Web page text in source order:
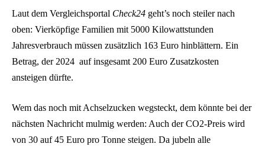
Laut dem Vergleichsportal Check24 geht’s noch steiler nach
oben: Vierköpfige Familien mit 5000 Kilowattstunden
Jahresverbrauch müssen zusätzlich 163 Euro hinblättern. Ein
Betrag, der 2024 auf insgesamt 200 Euro Zusatzkosten
ansteigen dürfte.
Wem das noch mit Achselzucken wegsteckt, dem könnte bei der
nächsten Nachricht mulmig werden: Auch der CO2-Preis wird
von 30 auf 45 Euro pro Tonne steigen. Da jubeln alle